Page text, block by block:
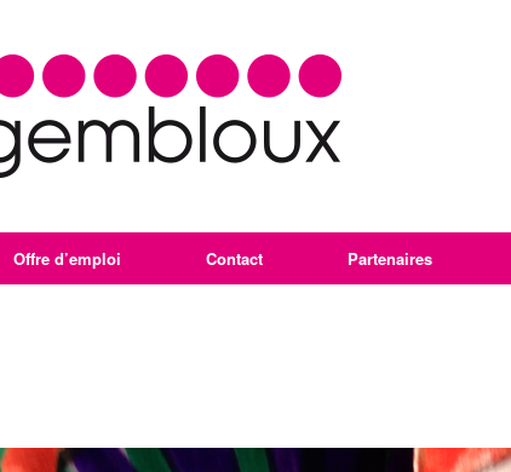
Offre d’emploi Contact Partenaires